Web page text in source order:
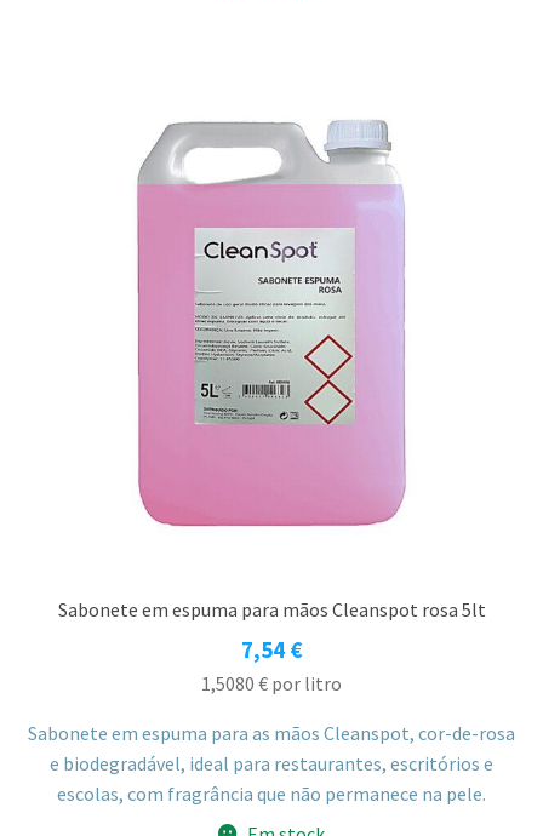
Sabonete em espuma para mãos Cleanspot rosa 5lt
7,54 €
1,5080 € por litro
Sabonete em espuma para as mãos Cleanspot, cor-de-rosa
e biodegradável, ideal para restaurantes, escritórios e
escolas, com fragrância que não permanece na pele.